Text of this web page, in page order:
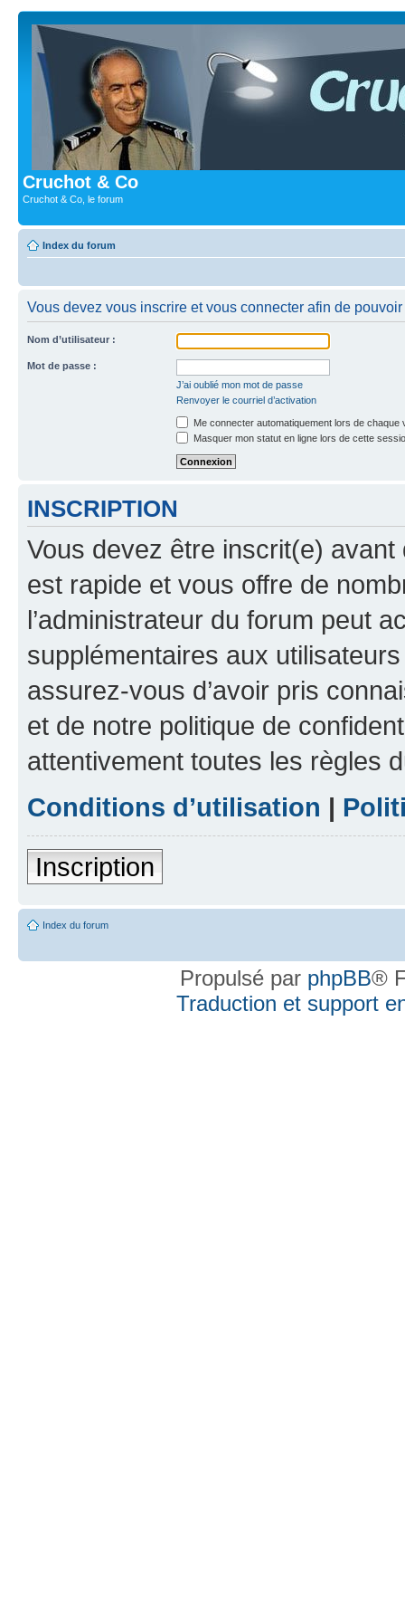
Cruchot & Co
Cruchot & Co, le forum
Index du forum
Vous devez vous inscrire et vous connecter afin de
Nom d’utilisateur :
Mot de passe :
J’ai oublié mon mot de passe
Renvoyer le courriel d’activation
Me connecter automatiquement lors de chaque
Masquer mon statut en ligne lors de cette
INSCRIPTION
Vous devez être inscrit(e) avant
est rapide et vous offre de
l’administrateur du forum peut
supplémentaires aux
assurez-vous d’avoir pris
et de notre politique de
attentivement toutes les règles
Conditions d’utilisation |
Inscription
Index du forum
Propulsé par phpBB®
Traduction et support